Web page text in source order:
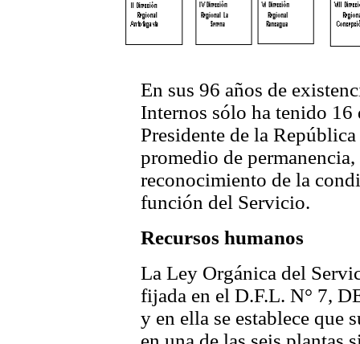
En sus 96 años de
Internos sólo ha tenido 16
Presidente de la
promedio de permanencia,
reconocimiento de la
función del Servicio.
Recursos humanos
La Ley Orgánica del
fijada en el D.F.L. N° 7,
y en ella se establece que